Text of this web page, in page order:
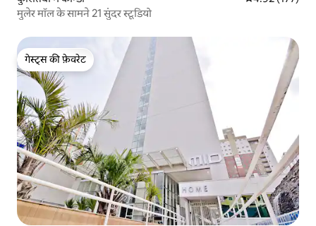
मुलेर मॉल के सामने 21 सुंदर स्टूडियो
गेस्ट्स की फ़ेवरेट
गेस्ट्स की फ़ेवरेट